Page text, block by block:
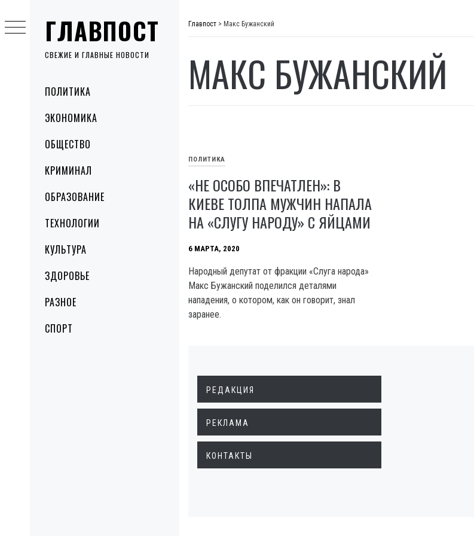
ГЛАВПОСТ
СВЕЖИЕ И ГЛАВНЫЕ НОВОСТИ
MenuПОЛИТИКА
ЭКОНОМИКА
ОБЩЕСТВО
КРИМИНАЛ
ОБРАЗОВАНИЕ
ТЕХНОЛОГИИ
КУЛЬТУРА
ЗДОРОВЬЕ
РАЗНОЕ
СПОРТ
to
content
Главпост > Макс Бужанский
МАКС БУЖАНСКИЙ
ПОЛИТИКА
«НЕ ОСОБО ВПЕЧАТЛЕН»: В
КИЕВЕ ТОЛПА МУЖЧИН НАПАЛА
НА «СЛУГУ НАРОДУ» С ЯЙЦАМИ
6 МАРТА, 2020
Народный депутат от фракции «Слуга народа»
Макс Бужанский поделился деталями
нападения, о котором, как он говорит, знал
заранее.
РЕДАКЦИЯ
РЕКЛАМА
КОНТАКТЫ